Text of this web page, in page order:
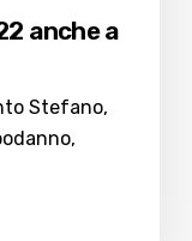
anche a
Stefano,